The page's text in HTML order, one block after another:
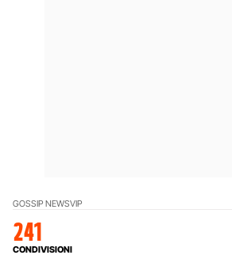
GOSSIP NEWSVIP
241
CONDIVISIONI